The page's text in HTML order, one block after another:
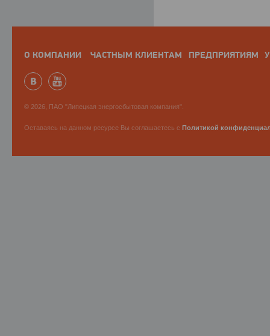
О КОМПАНИИ ЧАСТНЫМ КЛИЕНТАМ ПРЕДПРИЯТИЯМ
© 2026, ПАО "Липецкая энергосбытовая компания".
Оставаясь на данном ресурсе Вы соглашаетесь с Политикой